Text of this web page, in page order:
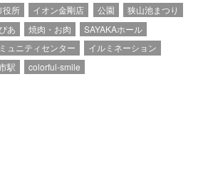
役所 イオン金剛店 公園
狭山池まつり
あ 焼肉・お肉
SAYAKAホール
ュニティセンター
イルミネーション
駅 colorful-smile